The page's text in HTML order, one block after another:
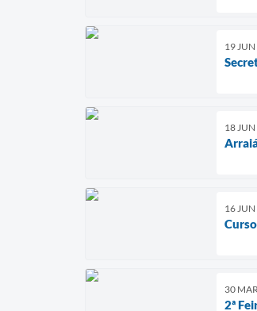
19
18
16
30
2ª